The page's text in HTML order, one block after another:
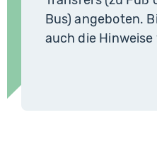
Bus) angeboten.
auch die Hinweise